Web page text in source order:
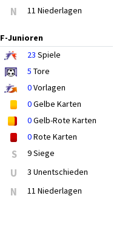
N 11 Niederlagen
F-Junioren
23 Spiele
5 Tore
0Vorlagen
0Gelbe Karten
0Gelb-Rote Karten
0Rote Karten
S 9 Siege
U 3 Unentschieden
N 11 Niederlagen